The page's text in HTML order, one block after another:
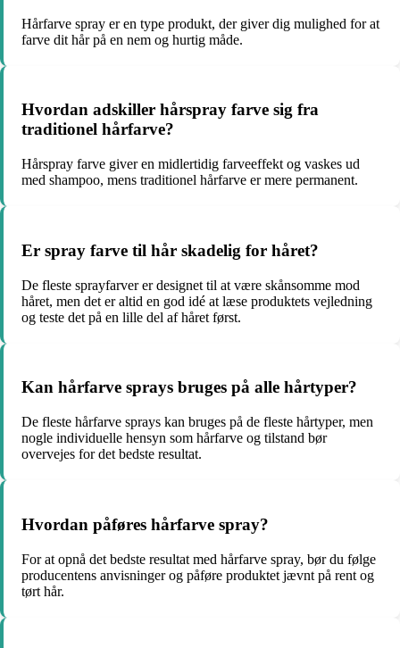
Hårfarve spray er en type produkt, der giver dig mulighed for at
farve dit hår på en nem og hurtig måde.
Hvordan adskiller hårspray farve sig fra
traditionel hårfarve?
Hårspray farve giver en midlertidig farveeffekt og vaskes ud
med shampoo, mens traditionel hårfarve er mere permanent.
Er spray farve til hår skadelig for håret?
De fleste sprayfarver er designet til at være skånsomme mod
håret, men det er altid en god idé at læse produktets vejledning
og teste det på en lille del af håret først.
Kan hårfarve sprays bruges på alle hårtyper?
De fleste hårfarve sprays kan bruges på de fleste hårtyper, men
nogle individuelle hensyn som hårfarve og tilstand bør
overvejes for det bedste resultat.
Hvordan påføres hårfarve spray?
For at opnå det bedste resultat med hårfarve spray, bør du følge
producentens anvisninger og påføre produktet jævnt på rent og
tørt hår.